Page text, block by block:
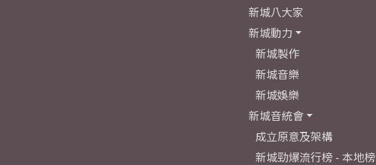
新城八大家
新城動力
新城製作
新城音樂
新城娛樂
新城音統會
成立原意及架構
新城勁爆流行榜 - 本地榜